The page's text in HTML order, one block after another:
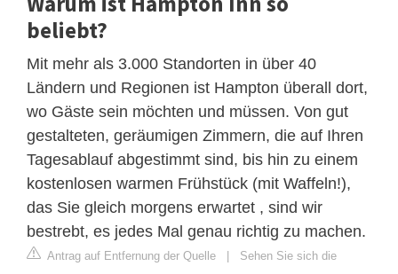
beliebt?
Mit mehr als 3.000 Standorten in über 40
Ländern und Regionen ist Hampton überall dort,
wo Gäste sein möchten und müssen. Von gut
gestalteten, geräumigen Zimmern, die auf Ihren
Tagesablauf abgestimmt sind, bis hin zu einem
kostenlosen warmen Frühstück (mit Waffeln!),
das Sie gleich morgens erwartet , sind wir
bestrebt, es jedes Mal genau richtig zu machen.
Antrag auf Entfernung der Quelle
Sehen Sie sich die